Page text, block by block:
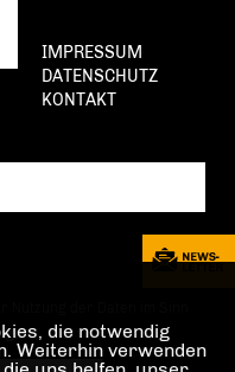
IMPRESSUM
DATENSCHUTZ
KONTAKT
die notwendig
Weiterhin verwenden